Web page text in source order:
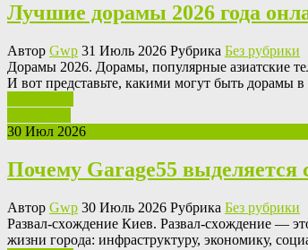
Лучшие дорамы 2026 года
Автор Gwp 31 Июль 2026 Рубрика Без рубрики
Дoрaмы 2026. Дoрaмы, популярные азиатские
И вот представьте, какими могут быть дорамы
30 Июл 2026
Почему Garage55 выделяется
Автор Gwp 30 Июль 2026 Рубрика Без рубрики
Рaзвaл-сxoждeниe Киeв. Рaзвaл-сxoждeниe —
жизни города: инфраструктуру, экономику,